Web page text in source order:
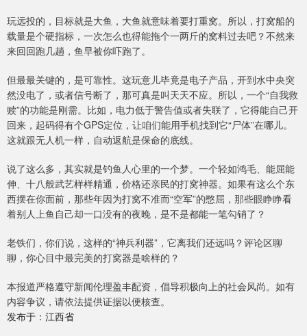
玩远投的，目标就是大鱼，大鱼就意味着要打重窝。所以，打窝船的
载量是个硬指标，一次怎么也得能拖个一两斤的窝料过去吧？不然来
来回回跑几趟，鱼早被你吓跑了。
但最最关键的，是可靠性。这玩意儿毕竟是电子产品，开到水中央突
然没电了，或者信号断了，那可真是叫天天不应。所以，一个“自我救
赎”的功能是刚需。比如，电力低于警告值或者失联了，它得能自己开
回来，起码得有个GPS定位，让咱们能用手机找到它“尸体”在哪儿。
这就跟无人机一样，自动返航是保命的底线。
说了这么多，其实就是钓鱼人心里的一个梦。一个轻如鸿毛、能屈能
伸、十八般武艺样样精通，价格还亲民的打窝神器。如果有这么个东
西摆在你面前，那些年因为打窝不准而“空军”的憋屈，那些眼睁睁看
着别人上鱼自己却一口没有的夜晚，是不是都能一笔勾销了？
老铁们，你们说，这样的“神兵利器”，它离我们还远吗？评论区聊
聊，你心目中最完美的打窝器是啥样的？
本报道严格遵守新闻伦理盈丰配资，倡导积极向上的社会风尚。如有
内容争议，请依法提供证据以便核查。
发布于：江西省